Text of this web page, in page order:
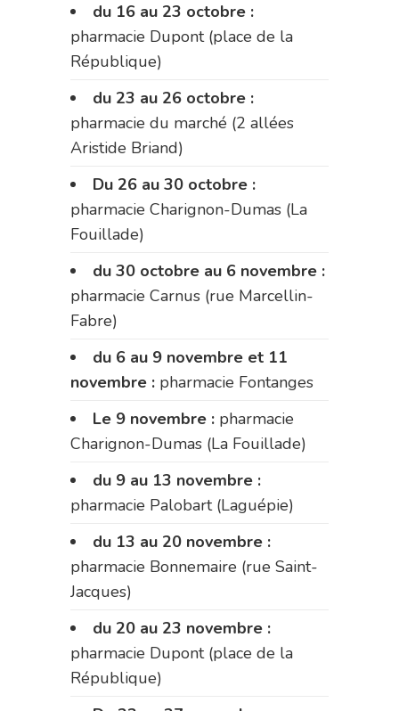
du 16 au 23 octobre :
pharmacie Dupont (place de la
République)
du 23 au 26 octobre :
pharmacie du marché (2 allées
Aristide Briand)
Du 26 au 30 octobre :
pharmacie Charignon-Dumas (La
Fouillade)
du 30 octobre au 6 novembre :
pharmacie Carnus (rue Marcellin-
Fabre)
du 6 au 9 novembre et 11
novembre : pharmacie Fontanges
Le 9 novembre : pharmacie
Charignon-Dumas (La Fouillade)
du 9 au 13 novembre :
pharmacie Palobart (Laguépie)
du 13 au 20 novembre :
pharmacie Bonnemaire (rue Saint-
Jacques)
du 20 au 23 novembre :
pharmacie Dupont (place de la
République)